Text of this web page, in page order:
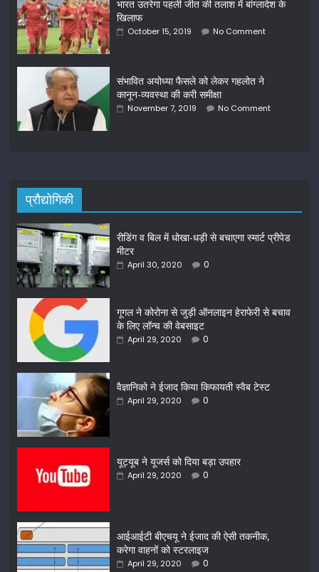
भारत उतरेगा पहली जीत की तलाश में बांग्लादेश के
खिलाफ
October 15, 2019 No Comment
संभावित अयोध्या फैसले को लेकर गहलोत ने
कानून-व्यवस्था की करी समीक्षा
November 7, 2019 No Comment
प्रौद्योगिकी
रीडिंग व बिल में धोखा-धड़ी से बचाएगा स्मार्ट प्रीपेड
मीटर
April 30, 2020 0
गूगल ने कोरोना से जुड़ी ऑनलाइन हेराफेरी से बचाव
के लिए लॉन्च की वेबसाइट
April 29, 2020 0
वैज्ञानिको ने ईजाद किया किफायती स्वैब टेस्ट
April 29, 2020 0
यूट्यूब ने यूजर्स को दिया बड़ा उपहार
April 29, 2020 0
आईआईटी बीएचयू ने ईजाद की ऐसी तकनीक,
करेगा वाहनों को स्टरलाइज
April 29, 2020 0